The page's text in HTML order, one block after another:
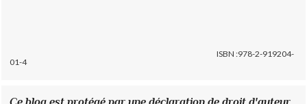
ISBN :978-2-919204-
01-4
Ce blog est protégé par une déclaration de droit d'auteur